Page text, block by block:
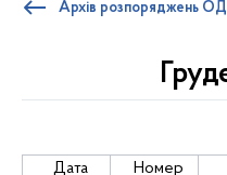
Архів розпоряджень
Дата
Номер